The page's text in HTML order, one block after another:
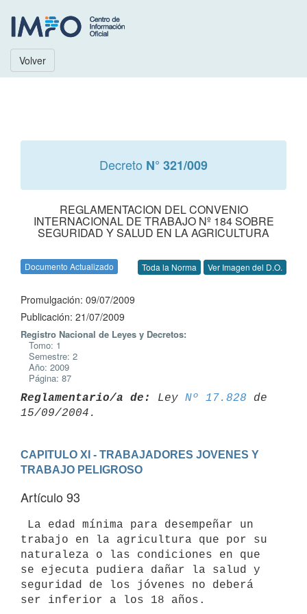
Volver
Decreto N° 321/009
REGLAMENTACION DEL CONVENIO
INTERNACIONAL DE TRABAJO Nº 184 SOBRE
SEGURIDAD Y SALUD EN LA AGRICULTURA
Documento Actualizado Toda la Norma Ver Imagen del D.O.
Promulgación: 09/07/2009
Publicación: 21/07/2009
Registro Nacional de Leyes y Decretos:
Tomo: 1
Semestre: 2
Año: 2009
Página: 87
Reglamentario/a de: Ley Nº 17.828 de
CAPITULO XI - TRABAJADORES JOVENES Y
TRABAJO PELIGROSO
Artículo 93
trabajo en la agricultura que por su
naturaleza o las condiciones en que
se ejecuta pudiera dañar la salud y
seguridad de los jóvenes no deberá